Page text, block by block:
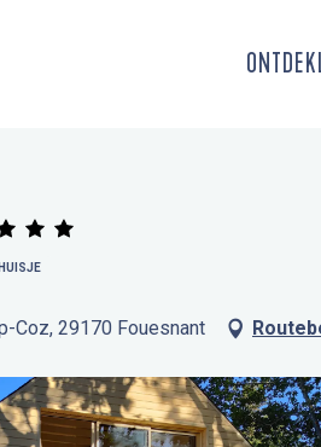
ONTDEK
HUISJE
Coz, 29170 Fouesnant